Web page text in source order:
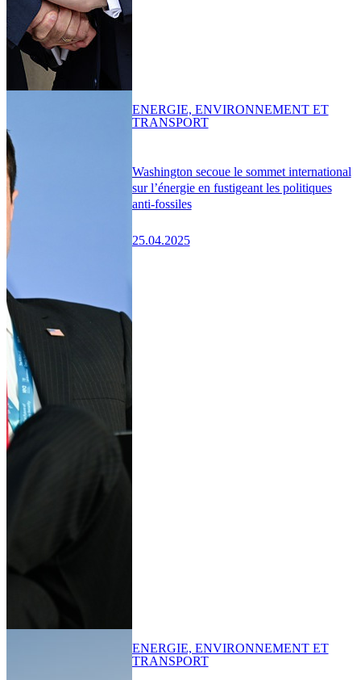
Washington secoue le sommet international
sur l’énergie en fustigeant les politiques
anti-fossiles
25.04.2025
ENERGIE, ENVIRONNEMENT ET
TRANSPORT
ENERGIE, ENVIRONNEMENT ET
TRANSPORT